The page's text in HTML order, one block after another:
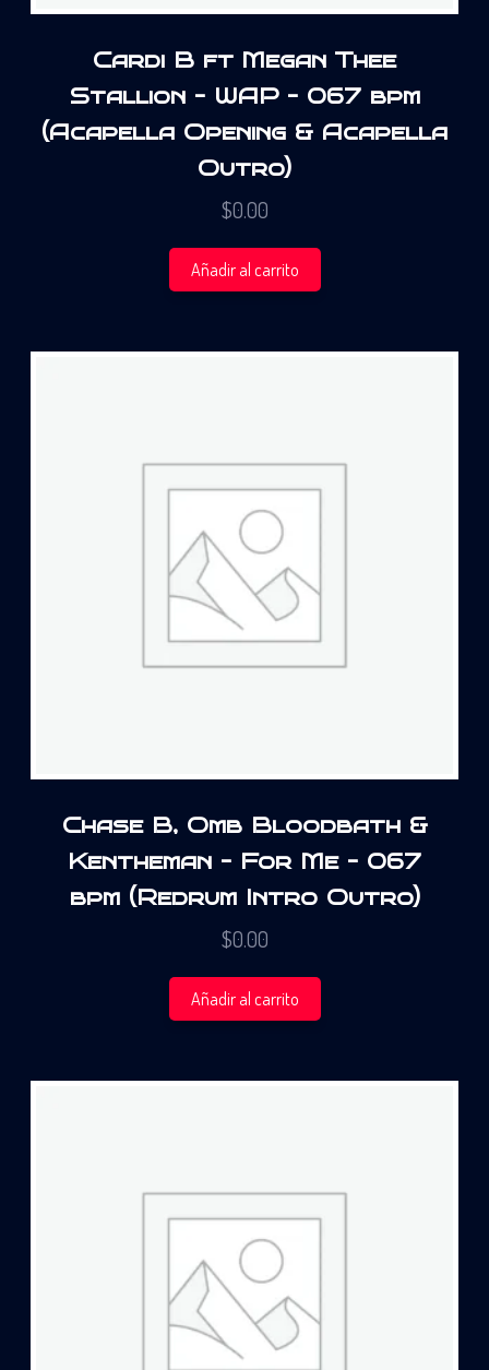
Cardi B ft Megan Thee
Stallion – WAP – 067 bpm
(Acapella Opening & Acapella
Outro)
$0.00
Añadir al carrito
Chase B, Omb Bloodbath &
Kentheman – For Me – 067
bpm (Redrum Intro Outro)
$0.00
Añadir al carrito